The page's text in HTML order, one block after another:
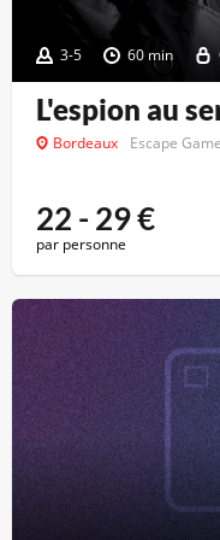
3-5 60 min
L'espion au
Bordeaux Escape Game
22 - 29€
par personne